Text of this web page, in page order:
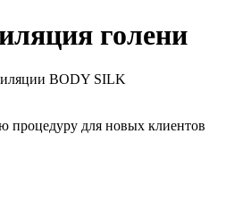
голени
BODY SILK
процедуру для новых клиентов